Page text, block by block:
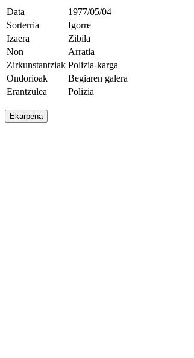
Data
1977/05/04
Sorterria
Igorre
Izaera
Zibila
Non
Arratia
Zirkunstantziak Polizia-karga
Ondorioak
Begiaren galera
Erantzulea
Polizia